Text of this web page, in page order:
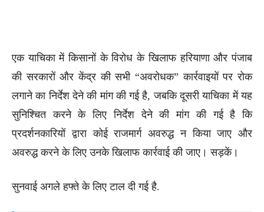
एक याचिका में किसानों के विरोध के खिलाफ हरियाणा और पंजाब
की सरकारों और केंद्र की सभी “अवरोधक” कार्रवाइयों पर रोक
लगाने का निर्देश देने की मांग की गई है, जबकि दूसरी याचिका में यह
सुनिश्चित करने के लिए निर्देश देने की मांग की गई है कि
प्रदर्शनकारियों द्वारा कोई राजमार्ग अवरुद्ध न किया जाए और
अवरुद्ध करने के लिए उनके खिलाफ कार्रवाई की जाए। सड़कें।
सुनवाई अगले हफ्ते के लिए टाल दी गई है.